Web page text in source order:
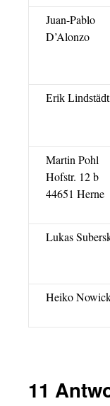
Juan-Pablo
D’Alonzo
Erik Lindstädt
Martin Pohl
Hofstr. 12 b
44651 Herne
Lukas
Heiko
11